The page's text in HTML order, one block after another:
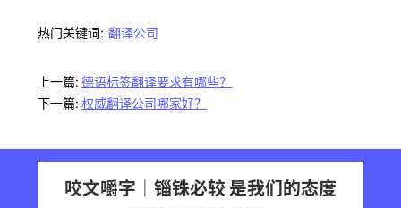
热门关键词: 翻译公司
上一篇: 德语标签翻译要求有哪些？
下一篇: 权威翻译公司哪家好？
咬文嚼字｜锱铢必较 是我们的态度